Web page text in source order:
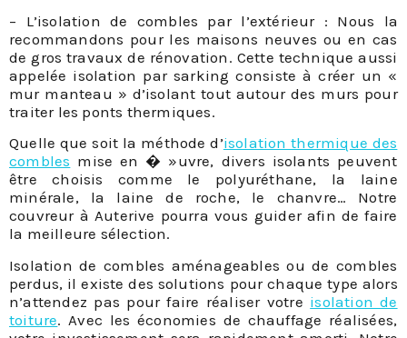
– L’isolation de combles par l’extérieur : Nous la
recommandons pour les maisons neuves ou en cas
de gros travaux de rénovation. Cette technique aussi
appelée isolation par sarking consiste à créer un «
mur manteau » d’isolant tout autour des murs pour
traiter les ponts thermiques.
Quelle que soit la méthode d’isolation thermique des
combles mise en � »uvre, divers isolants peuvent
être choisis comme le polyuréthane, la laine
minérale, la laine de roche, le chanvre… Notre
couvreur à Auterive pourra vous guider afin de faire
la meilleure sélection.
Isolation de combles aménageables ou de combles
perdus, il existe des solutions pour chaque type alors
n’attendez pas pour faire réaliser votre isolation de
toiture. Avec les économies de chauffage réalisées,